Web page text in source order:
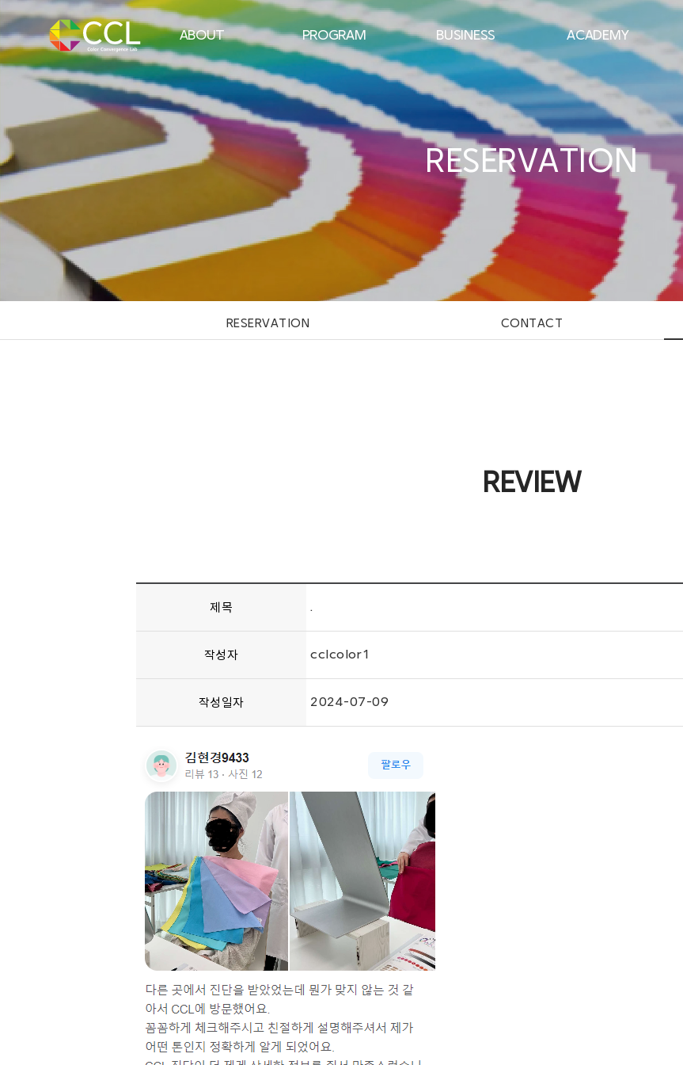
ABOUT
CCL 소개
인사말
강사진
연구진
오시는 길
PROGRAM
퍼스널 컬러 컨설팅
남성 프리미엄 진단
체형 골격 핏 스타일
컬러테라피
BUSINESS
강의분야
기업 퍼스널 컬러
기업 이미지 메이킹
기업 컬러테라피
ACADEMY
퍼스널 컬러 뷰티 컨설턴트
패션 이미지 스타일 전문가
컬러 융합 카운슬러
배색 플래너 전문가
컬러리스트 자격증 과정
RESERVATION
RESERVATION CONTACT
REVIEW
제목 .
작성자 cclcolor1
작성일자 2024-07-09